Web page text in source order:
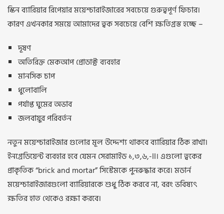
স্কিন ব্যারিয়ার রিপেয়ার ময়েশ্চারাইজারের সবচেয়ে গুরুত্বপূর্ণ ফিচার।
কারণ এখনকার সময়ে আমাদের ত্বক সবচেয়ে বেশি ক্ষতিগ্রস্ত হচ্ছে –
দূষণ
অতিরিক্ত মেকআপ প্রোডাক্ট ব্যবহার
মানসিক চাপ
ধুলোবালি
পর্যাপ্ত ঘুমের অভাব
জলবায়ুর পরিবর্তন
নতুন ময়েশ্চারাইজার গুলোর মূল উদ্দেশ্য থাকবে ব্যারিয়ার ঠিক রাখা।
ইনগ্রেডিয়েন্ট ব্যবহার হবে যেমন সেরামাইড ১,৩,৬,-II। এগুলো ত্বকের
প্রাকৃতিক “brick and mortar” সিস্টেমকে পুনরুদ্ধার করে। মডার্ন
ময়েশ্চারাইজারগুলো ব্যারিয়ারকে শুধু ঠিক করবে না, বরং ভবিষ্যৎ
ক্ষতির হাত থেকেও রক্ষা করবে।